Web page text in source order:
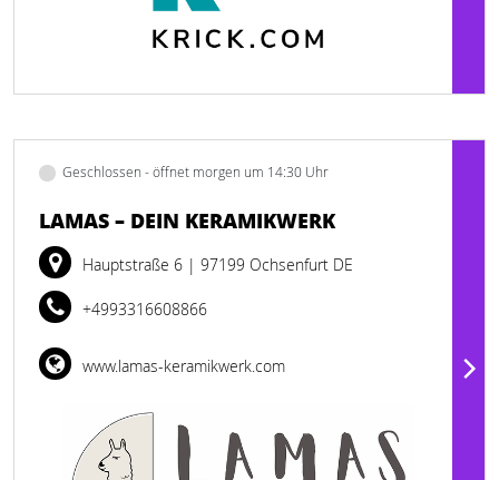
Geschlossen - öffnet morgen um 14:30 Uhr
LAMAS – DEIN KERAMIKWERK
Hauptstraße 6 | 97199 Ochsenfurt DE
+4993316608866
www.lamas-keramikwerk.com